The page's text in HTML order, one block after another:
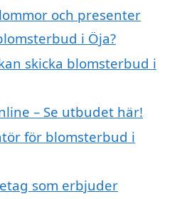
och presenter
i Öja?
skicka blomsterbud i
– Se utbudet här!
för blomsterbud i
som erbjuder